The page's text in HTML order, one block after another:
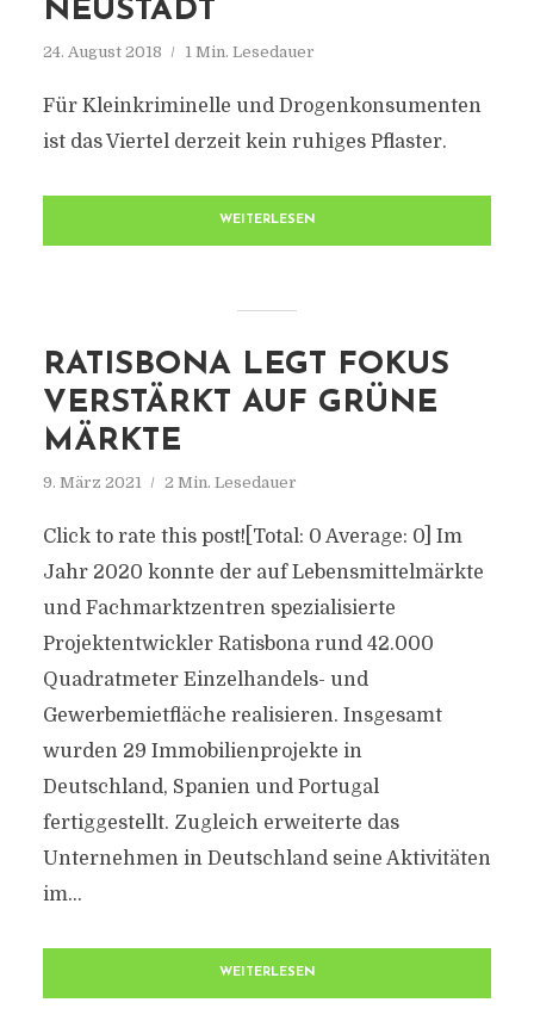
NEUSTADT
24. August 2018 1 Min. Lesedauer
Für Kleinkriminelle und Drogenkonsumenten
ist das Viertel derzeit kein ruhiges Pflaster.
WEITERLESEN
RATISBONA LEGT FOKUS
VERSTÄRKT AUF GRÜNE
MÄRKTE
9. März 2021 2 Min. Lesedauer
Click to rate this post![Total: 0 Average: 0] Im
Jahr 2020 konnte der auf Lebensmittelmärkte
und Fachmarktzentren spezialisierte
Projektentwickler Ratisbona rund 42.000
Quadratmeter Einzelhandels- und
Gewerbemietfläche realisieren. Insgesamt
wurden 29 Immobilienprojekte in
Deutschland, Spanien und Portugal
fertiggestellt. Zugleich erweiterte das
Unternehmen in Deutschland seine Aktivitäten
im...
WEITERLESEN